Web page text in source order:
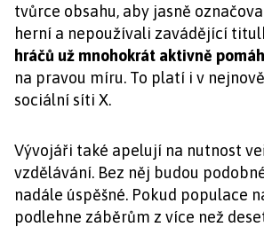
tvůrce obsahu, aby jasně
herní a nepoužívali zavádějící
hráčů už mnohokrát aktivně
na pravou míru. To platí i v
sociální síti X.
Vývojáři také apelují na nutnost
vzdělávání. Bez něj budou
nadále úspěšné. Pokud populace
podlehne záběrům z více než